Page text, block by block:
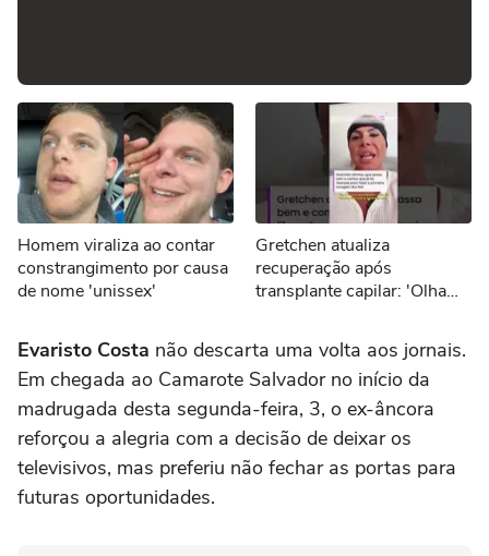
Homem viraliza ao contar
constrangimento por causa
de nome 'unissex'
Gretchen atualiza
recuperação após
transplante capilar: 'Olha
Evaristo Costa não descarta uma volta aos jornais.
Em chegada ao Camarote Salvador no início da
madrugada desta segunda-feira, 3, o ex-âncora
reforçou a alegria com a decisão de deixar os
televisivos, mas preferiu não fechar as portas para
futuras oportunidades.